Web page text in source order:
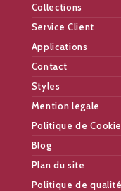
Collections
Service Client
Applications
Contact
Styles
Mention legale
Politique de
Blog
Plan du site
Politique de qualité